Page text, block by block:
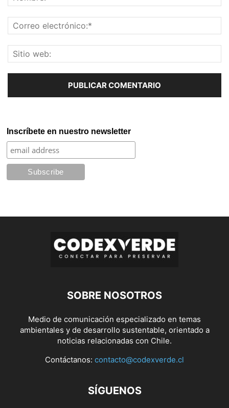
Inscríbete en nuestro newsletter
SOBRE NOSOTROS
Medio de comunicación especializado en temas
ambientales y de desarrollo sustentable, orientado a
noticias relacionadas con Chile.
Contáctanos: contacto@codexverde.cl
SÍGUENOS